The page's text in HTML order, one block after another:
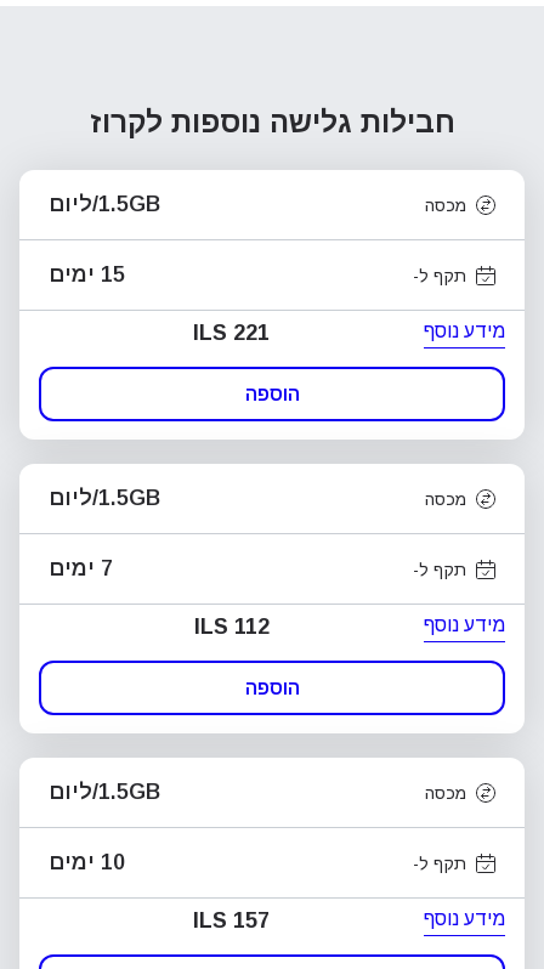
חבילות גלישה נוספות לקרוז
מכסה 1.5GB/ליום
תקף ל- 15 ימים
מידע נוסף ILS 221
הוספה
מכסה 1.5GB/ליום
תקף ל- 7 ימים
מידע נוסף ILS 112
הוספה
מכסה 1.5GB/ליום
תקף ל- 10 ימים
מידע נוסף ILS 157